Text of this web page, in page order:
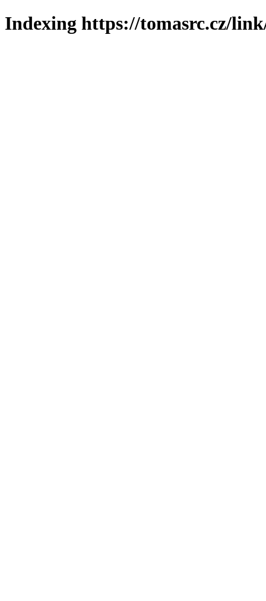
Indexing https://tomasrc.cz/